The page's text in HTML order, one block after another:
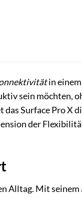
in
sein möchten,
Surface Pro X
der
Alltag. Mit